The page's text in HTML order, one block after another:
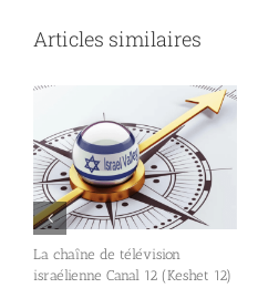
Articles similaires
La chaîne de télévision
israélienne Canal 12 (Keshet 12)